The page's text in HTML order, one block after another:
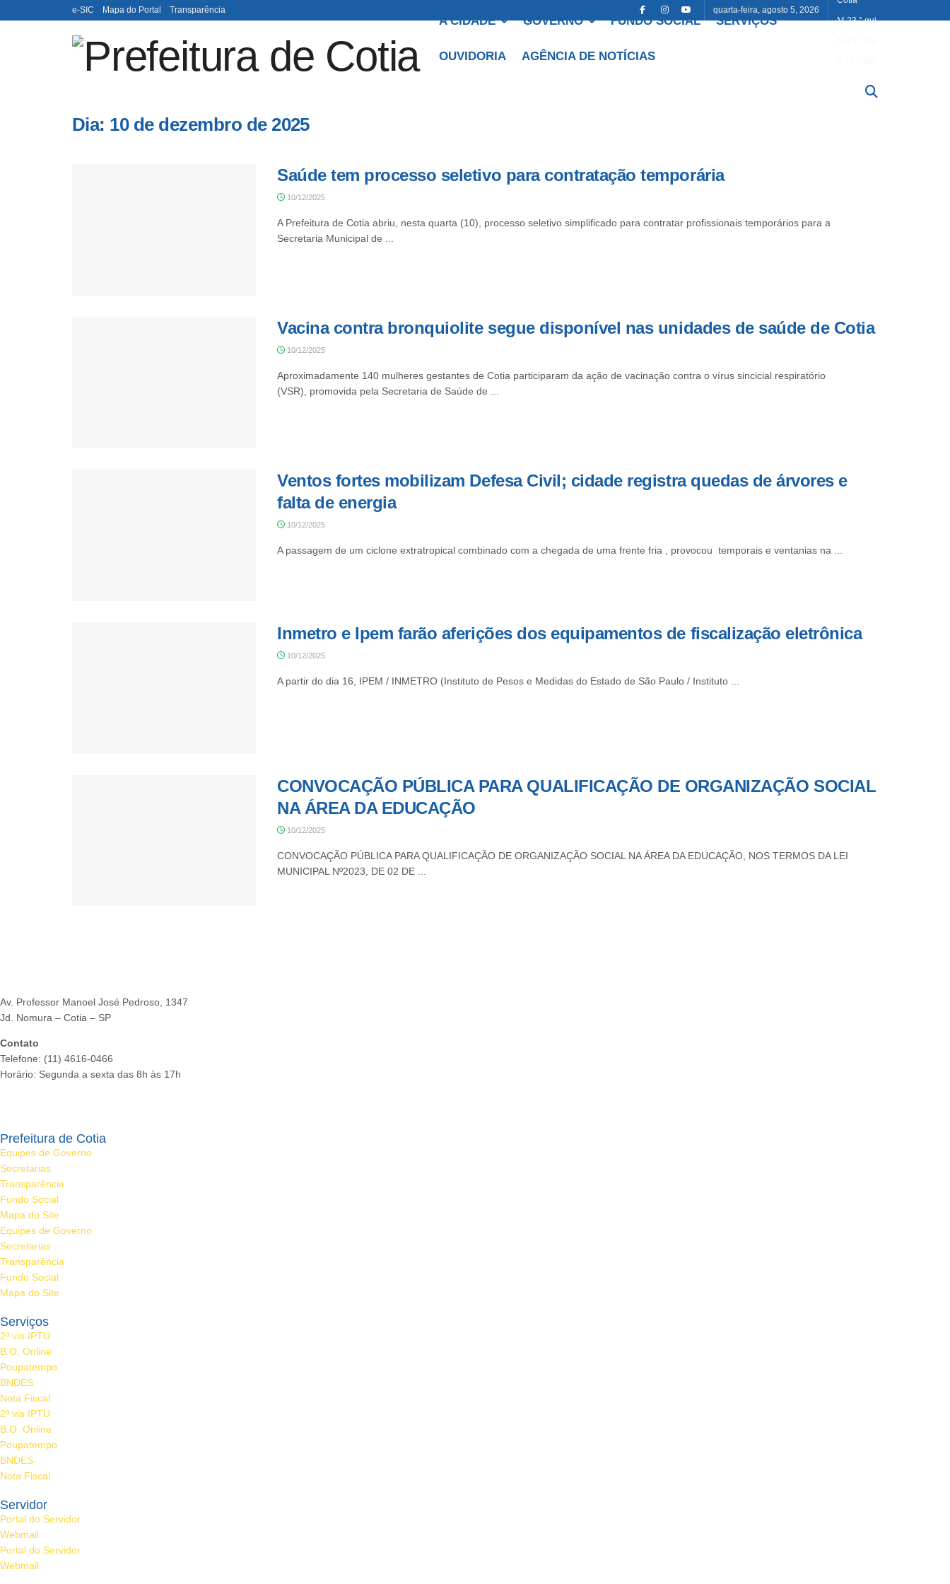
e-SIC Mapa do Portal Transparência quarta-feira, agosto 5, 2026
23 ° qui
A CIDADE GOVERNO FUNDO SOCIAL SERVIÇOS
OUVIDORIA AGÊNCIA DE NOTÍCIAS
Dia: 10 de dezembro de 2025
Saúde tem processo seletivo para contratação temporária
10/12/2025
A Prefeitura de Cotia abriu, nesta quarta (10), processo seletivo simplificado para contratar profissionais temporários para a
Secretaria Municipal de ...
Vacina contra bronquiolite segue disponível nas unidades de saúde de Cotia
10/12/2025
Aproximadamente 140 mulheres gestantes de Cotia participaram da ação de vacinação contra o vírus sincicial respiratório
(VSR), promovida pela Secretaria de Saúde de ...
Ventos fortes mobilizam Defesa Civil; cidade registra quedas de árvores e
falta de energia
10/12/2025
A passagem de um ciclone extratropical combinado com a chegada de uma frente fria , provocou temporais e ventanias na ...
Inmetro e Ipem farão aferições dos equipamentos de fiscalização eletrônica
10/12/2025
A partir do dia 16, IPEM / INMETRO (Instituto de Pesos e Medidas do Estado de São Paulo / Instituto ...
CONVOCAÇÃO PÚBLICA PARA QUALIFICAÇÃO DE ORGANIZAÇÃO SOCIAL
NA ÁREA DA EDUCAÇÃO
10/12/2025
CONVOCAÇÃO PÚBLICA PARA QUALIFICAÇÃO DE ORGANIZAÇÃO SOCIAL NA ÁREA DA EDUCAÇÃO, NOS TERMOS DA LEI
MUNICIPAL Nº2023, DE 02 DE ...
Av. Professor Manoel José Pedroso, 1347
Jd. Nomura – Cotia – SP
Contato
Telefone: (11) 4616-0466
Horário: Segunda a sexta das 8h às 17h
Prefeitura de Cotia
Equipes de Governo
Secretarias
Transparência
Fundo Social
Mapa do Site
Equipes de Governo
Secretarias
Transparência
Fundo Social
Mapa do Site
Serviços
2ª via IPTU
B.O. Online
Poupatempo
BNDES
Nota Fiscal
2ª via IPTU
B.O. Online
Poupatempo
BNDES
Nota Fiscal
Servidor
Portal do Servidor
Webmail
Portal do Servidor
Webmail